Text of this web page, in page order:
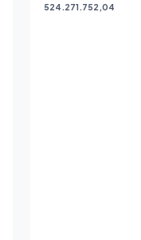
524.271.752,04